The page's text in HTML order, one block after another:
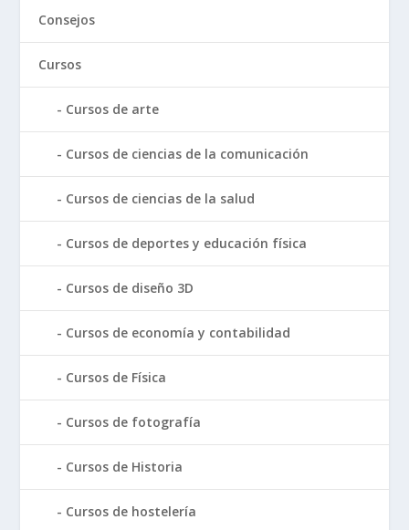
Consejos
Cursos
Cursos de arte
Cursos de ciencias de la comunicación
Cursos de ciencias de la salud
Cursos de deportes y educación física
Cursos de diseño 3D
Cursos de economía y contabilidad
Cursos de Física
Cursos de fotografía
Cursos de Historia
Cursos de hostelería